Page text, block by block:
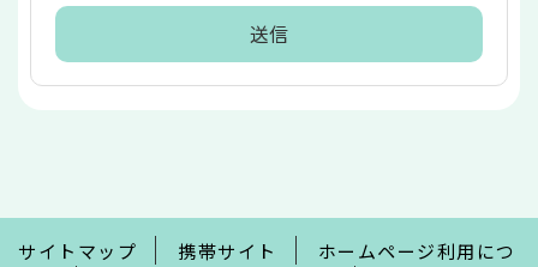
で
サイトマップ 携帯サイト
ホームページ利用につ